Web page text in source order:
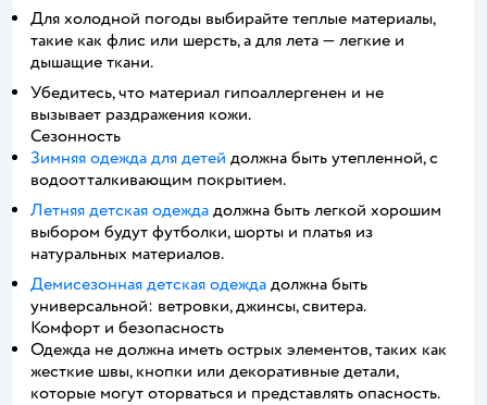
Для холодной погоды выбирайте теплые материалы,
такие как флис или шерсть, а для лета — легкие и
дышащие ткани.
Убедитесь, что материал гипоаллергенен и не
вызывает раздражения кожи.
Сезонность
Зимняя одежда для детей должна быть утепленной, с
водоотталкивающим покрытием.
Летняя детская одежда должна быть легкой хорошим
выбором будут футболки, шорты и платья из
натуральных материалов.
Демисезонная детская одежда должна быть
универсальной: ветровки, джинсы, свитера.
Комфорт и безопасность
Одежда не должна иметь острых элементов, таких как
жесткие швы, кнопки или декоративные детали,
которые могут оторваться и представлять опасность.